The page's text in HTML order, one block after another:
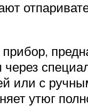
или с
утюг